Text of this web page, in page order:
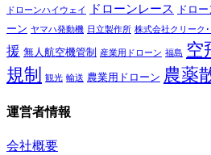
ドローンハイウェイ ドローンレース ドロ
ーン ヤマハ発動機 日立製作所 株式会社クリーク
援 無人航空機管制 産業用ドローン 福島 空
規制 観光 輸送 農業用ドローン 農薬
運営者情報
会社概要